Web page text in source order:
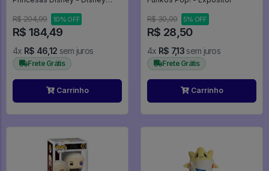
R$ 204,99 10% OFF
R$ 184,49
4x R$ 46,12 sem juros
Frete Grátis
Carrinho
R$ 30,00 5% OFF
R$ 28,50
4x R$ 7,13 sem juros
Frete Grátis
Carrinho